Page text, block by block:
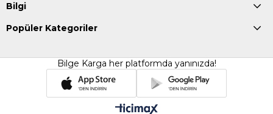
Bilgi
Popüler Kategoriler
Bilge Karga her platformda yanınızda!